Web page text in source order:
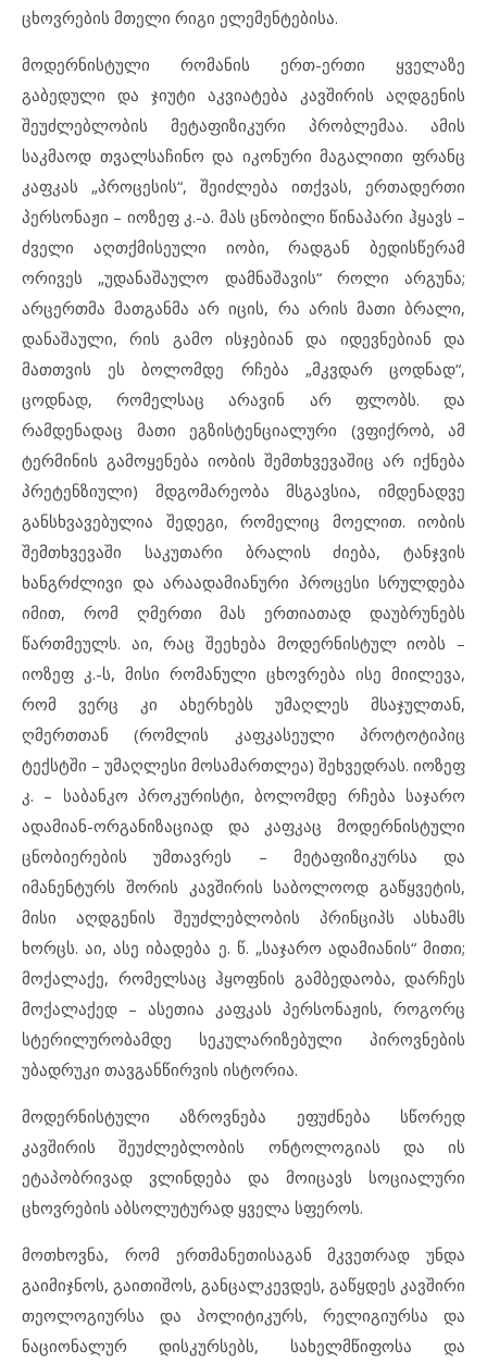
ცხოვრების მთელი რიგი ელემენტებისა.
მოდერნისტული რომანის ერთ-ერთი ყველაზე
გაბედული და ჯიუტი აკვიატება კავშირის აღდგენის
შეუძლებლობის მეტაფიზიკური პრობლემაა. ამის
საკმაოდ თვალსაჩინო და იკონური მაგალითი ფრანც
კაფკას „პროცესის“, შეიძლება ითქვას, ერთადერთი
პერსონაჟი – იოზეფ კ.-ა. მას ცნობილი წინაპარი ჰყავს –
ძველი აღთქმისეული იობი, რადგან ბედისწერამ
ორივეს „უდანაშაულო დამნაშავის“ როლი არგუნა;
არცერთმა მათგანმა არ იცის, რა არის მათი ბრალი,
დანაშაული, რის გამო ისჯებიან და იდევნებიან და
მათთვის ეს ბოლომდე რჩება „მკვდარ ცოდნად“,
ცოდნად, რომელსაც არავინ არ ფლობს. და
რამდენადაც მათი ეგზისტენციალური (ვფიქრობ, ამ
ტერმინის გამოყენება იობის შემთხვევაშიც არ იქნება
პრეტენზიული) მდგომარეობა მსგავსია, იმდენადვე
განსხვავებულია შედეგი, რომელიც მოელით. იობის
შემთხვევაში საკუთარი ბრალის ძიება, ტანჯვის
ხანგრძლივი და არაადამიანური პროცესი სრულდება
იმით, რომ ღმერთი მას ერთიათად დაუბრუნებს
წართმეულს. აი, რაც შეეხება მოდერნისტულ იობს –
იოზეფ კ.-ს, მისი რომანული ცხოვრება ისე მიილევა,
რომ ვერც კი ახერხებს უმაღლეს მსაჯულთან,
ღმერთთან (რომლის კაფკასეული პროტოტიპიც
ტექსტში – უმაღლესი მოსამართლეა) შეხვედრას. იოზეფ
კ. – საბანკო პროკურისტი, ბოლომდე რჩება საჯარო
ადამიან-ორგანიზაციად და კაფკაც მოდერნისტული
ცნობიერების უმთავრეს – მეტაფიზიკურსა და
იმანენტურს შორის კავშირის საბოლოოდ გაწყვეტის,
მისი აღდგენის შეუძლებლობის პრინციპს ასხამს
ხორცს. აი, ასე იბადება ე. წ. „საჯარო ადამიანის“ მითი;
მოქალაქე, რომელსაც ჰყოფნის გამბედაობა, დარჩეს
მოქალაქედ – ასეთია კაფკას პერსონაჟის, როგორც
სტერილურობამდე სეკულარიზებული პიროვნების
უბადრუკი თავგანწირვის ისტორია.
მოდერნისტული აზროვნება ეფუძნება სწორედ
კავშირის შეუძლებლობის ონტოლოგიას და ის
ეტაპობრივად ვლინდება და მოიცავს სოციალური
ცხოვრების აბსოლუტურად ყველა სფეროს.
მოთხოვნა, რომ ერთმანეთისაგან მკვეთრად უნდა
გაიმიჯნოს, გაითიშოს, განცალკევდეს, გაწყდეს კავშირი
თეოლოგიურსა და პოლიტიკურს, რელიგიურსა და
ნაციონალურ დისკურსებს, სახელმწიფოსა და